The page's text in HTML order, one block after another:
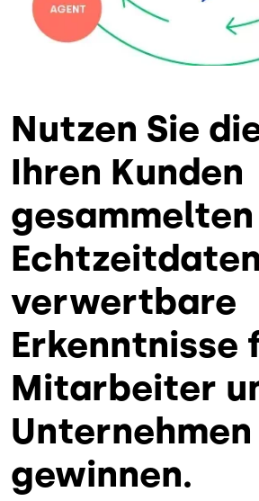
Nutzen Sie
Ihren Kunden
gesammelten
verwertbare
Erkenntnisse
Mitarbeiter
Unternehmen
gewinnen.